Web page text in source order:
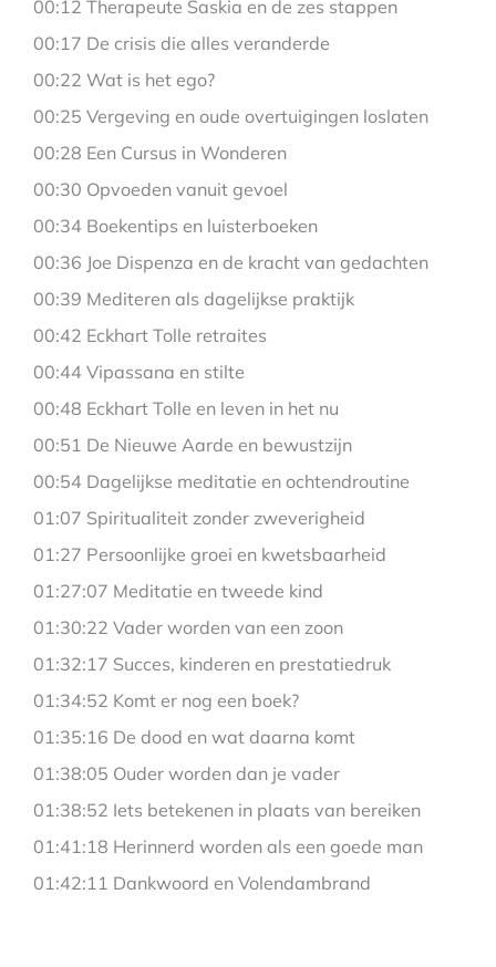
00:12 Therapeute Saskia en de zes stappen
00:17 De crisis die alles veranderde
00:22 Wat is het ego?
00:25 Vergeving en oude overtuigingen loslaten
00:28 Een Cursus in Wonderen
00:30 Opvoeden vanuit gevoel
00:34 Boekentips en luisterboeken
00:36 Joe Dispenza en de kracht van gedachten
00:39 Mediteren als dagelijkse praktijk
00:42 Eckhart Tolle retraites
00:44 Vipassana en stilte
00:48 Eckhart Tolle en leven in het nu
00:51 De Nieuwe Aarde en bewustzijn
00:54 Dagelijkse meditatie en ochtendroutine
01:07 Spiritualiteit zonder zweverigheid
01:27 Persoonlijke groei en kwetsbaarheid
01:27:07 Meditatie en tweede kind
01:30:22 Vader worden van een zoon
01:32:17 Succes, kinderen en prestatiedruk
01:34:52 Komt er nog een boek?
01:35:16 De dood en wat daarna komt
01:38:05 Ouder worden dan je vader
01:38:52 Iets betekenen in plaats van bereiken
01:41:18 Herinnerd worden als een goede man
01:42:11 Dankwoord en Volendambrand